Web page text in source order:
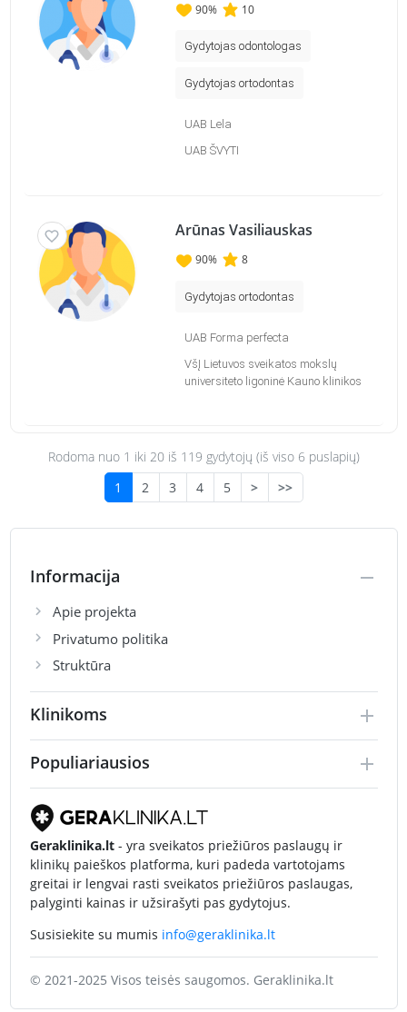
90% 10
Gydytojas odontologas
Gydytojas ortodontas
UAB Lela
UAB ŠVYTI
Arūnas Vasiliauskas
90% 8
Gydytojas ortodontas
UAB Forma perfecta
VšĮ Lietuvos sveikatos mokslų
universiteto ligoninė Kauno klinikos
Rodoma nuo 1 iki 20iš 119 gydytojų (iš viso 6 puslapių)
1
2 3 4 5 > >>
Informacija
Apie projekta
Privatumo politika
Struktūra
Klinikoms
Populiariausios
Geraklinika.lt- yra sveikatos priežiūros paslaugų ir
klinikų paieškos platforma, kuri padeda vartotojams
greitai ir lengvai rasti sveikatos priežiūros paslaugas,
palyginti kainas ir užsirašyti pas gydytojus.
Susisiekite su mumis info@geraklinika.lt
© 2021-2025 Visos teisės saugomos. Geraklinika.lt